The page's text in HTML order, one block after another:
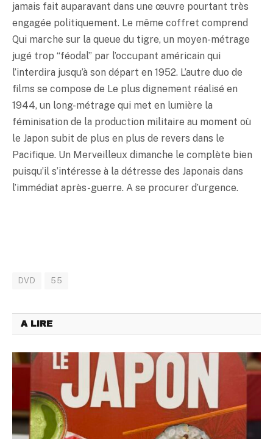
jamais fait auparavant dans une œuvre pourtant très
engagée politiquement. Le même coffret comprend
Qui marche sur la queue du tigre, un moyen-métrage
jugé trop “féodal” par l’occupant américain qui
l’interdira jusqu’à son départ en 1952. L’autre duo de
films se compose de Le plus dignement réalisé en
1944, un long-métrage qui met en lumière la
féminisation de la production militaire au moment où
le Japon subit de plus en plus de revers dans le
Pacifique. Un Merveilleux dimanche le complète bien
puisqu’il s’intéresse à la détresse des Japonais dans
l’immédiat après-guerre. A se procurer d’urgence.
DVD 55
A LIRE